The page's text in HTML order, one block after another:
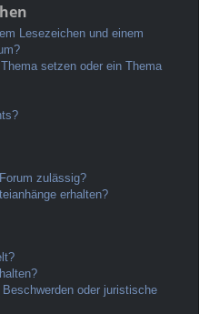
Lesezeichen und einem
setzen oder ein Thema
zulässig?
erhalten?
oder juristische